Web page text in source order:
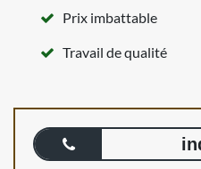
Prix imbattable
Travail de qualité